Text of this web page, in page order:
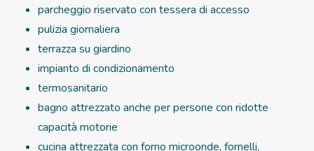
parcheggio riservato con tessera di accesso
pulizia giornaliera
terrazza su giardino
impianto di condizionamento
termosanitario
bagno attrezzato anche per persone con ridotte
capacità motorie
cucina attrezzata con forno microonde, fornelli,